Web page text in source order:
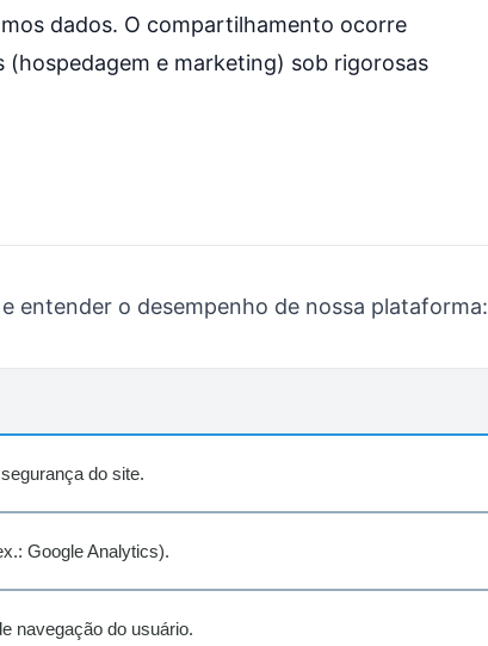
dados. O compartilhamento ocorre
e marketing) sob rigorosas
entender o desempenho de nossa plataforma:
do site.
Google Analytics).
navegação do usuário.